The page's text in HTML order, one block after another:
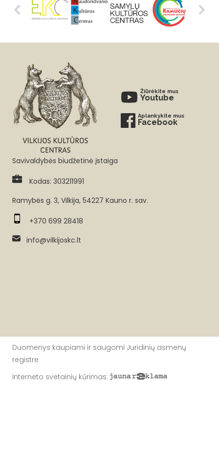
Žiūrėkite mus
Youtube
Aplankykite mus
Facebook
Savivaldybės biudžetinė įstaiga
Kodas: 303211991
Ramybės g. 3, Vilkija, 54227 Kauno r. sav.
+370 699 28418
info@vilkijoskc.lt
Duomenys kaupiami ir saugomi Juridinių asmenų
registre
Interneto svetainių kūrimas: